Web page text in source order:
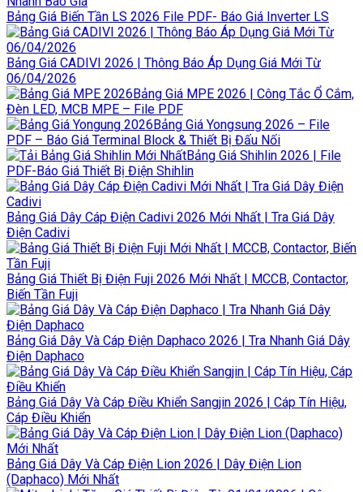
Bảng Giá Biến Tần LS 2026 File PDF- Báo Giá Inverter LS
Bảng Giá CADIVI 2026 | Thông Báo Áp Dụng Giá Mới Từ
06/04/2026
Bảng Giá MPE 2026 | Công Tắc Ổ Cắm,
Đèn LED, MCB MPE – File PDF
Bảng Giá Yongsung 2026 – File
PDF – Báo Giá Terminal Block & Thiết Bị Đấu Nối
Bảng Giá Shihlin 2026 | File
PDF-Báo Giá Thiết Bị Điện Shihlin
Bảng Giá Dây Cáp Điện Cadivi 2026 Mới Nhất | Tra Giá Dây
Điện Cadivi
Bảng Giá Thiết Bị Điện Fuji 2026 Mới Nhất | MCCB, Contactor,
Biến Tần Fuji
Bảng Giá Dây Và Cáp Điện Daphaco 2026 | Tra Nhanh Giá Dây
Điện Daphaco
Bảng Giá Dây Và Cáp Điều Khiển Sangjin 2026 | Cáp Tín Hiệu,
Cáp Điều Khiển
Bảng Giá Dây Và Cáp Điện Lion 2026 | Dây Điện Lion
(Daphaco) Mới Nhất